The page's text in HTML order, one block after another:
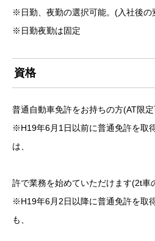
※日勤、夜勤の選択可能。(入社後の
※日勤夜勤は固定
資格
普通自動車免許をお持ちの方(AT限
※H19年6月1日以前に普通免許を取
は
お持
許で業務を始めていただけます(2t車
※H19年6月2日以降に普通免許を取
も
教習